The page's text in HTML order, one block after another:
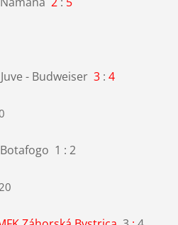
Juve - Budweiser 3: 4
1 : 2